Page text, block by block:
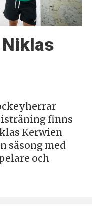
isträning finns
Kerwien
säsong med
och